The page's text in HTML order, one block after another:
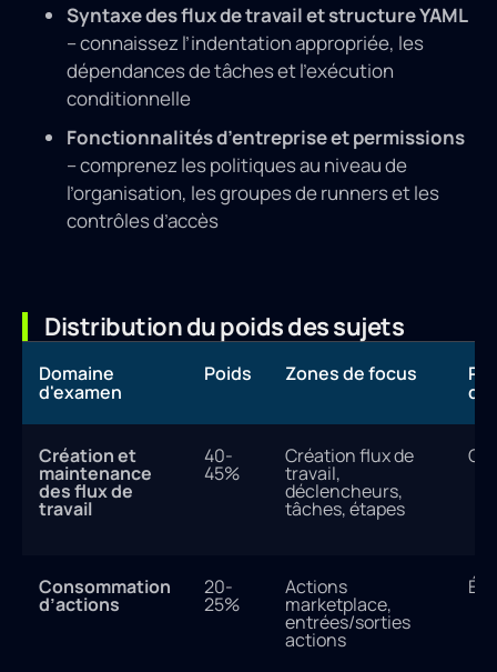
Syntaxe des flux de travail et structure YAML
– connaissez l’indentation appropriée, les
dépendances de tâches et l’exécution
conditionnelle
Fonctionnalités d’entreprise et permissions
– comprenez les politiques au niveau de
l’organisation, les groupes de runners et les
contrôles d’accès
Distribution du poids des sujets
Domaine
d'examen
Poids Zones de focus
Création et
maintenance
des flux de
travail
40-
45%
Création flux de
travail,
déclencheurs,
tâches, étapes
Consommation
d’actions
20-
25%
Actions
marketplace,
entrées/sorties
actions